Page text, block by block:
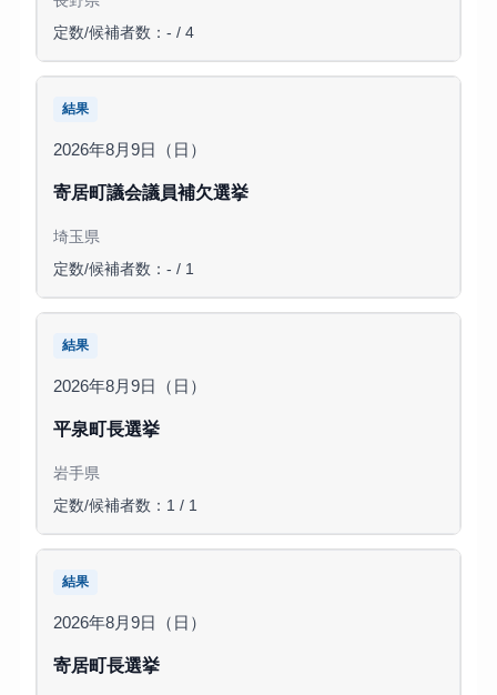
定数/候補者数：- / 4
結果
2026年8月9日（日）
寄居町議会議員補欠選挙
埼玉県
定数/候補者数：- / 1
結果
2026年8月9日（日）
平泉町長選挙
岩手県
定数/候補者数：1 / 1
結果
2026年8月9日（日）
寄居町長選挙